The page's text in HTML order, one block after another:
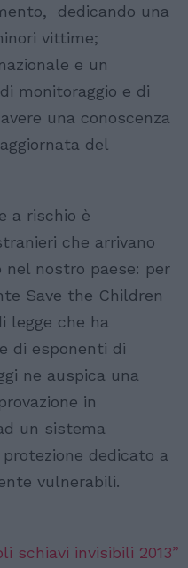
dedicando una
vittime;
e un
monitoraggio e di
una conoscenza
del
a rischio è
che arrivano
nostro paese: per
Save the Children
legge che ha
di esponenti di
ne auspica una
in
un sistema
dedicato a
vulnerabili.
schiavi invisibili 2013”